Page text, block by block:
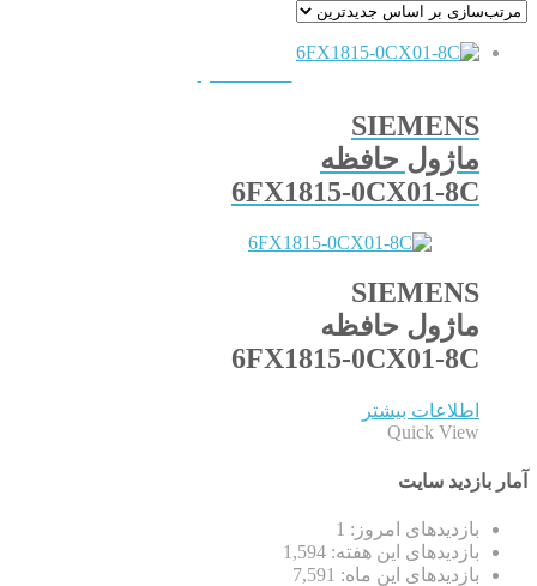
SIEMENS
ماژول حافظه
6FX1815-0CX01-8C
SIEMENS
ماژول حافظه
6FX1815-0CX01-8C
اطلاعات بیشتر
Quick View
آمار بازدید سایت
بازدیدهای امروز: 1
بازدیدهای این هفته: 1,594
بازدیدهای این ماه: 7,591